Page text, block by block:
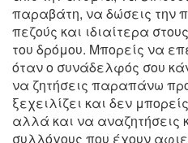
παραβάτη, να δώσεις την
πεζούς και ιδιαίτερα
του δρόμου. Μπορείς να
όταν ο συνάδελφός σου
να ζητήσεις παραπάνω
ξεχειλίζει και δεν
αλλά και να αναζητήσεις
συλλόγους που έχουν